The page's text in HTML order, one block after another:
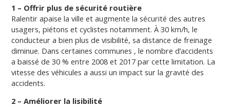
1 – Offrir plus de sécurité routière
Ralentir apaise la ville et augmente la sécurité des autres
usagers, piétons et cyclistes notamment. À 30 km/h, le
conducteur a bien plus de visibilité, sa distance de freinage
diminue. Dans certaines communes , le nombre d’accidents
a baissé de 30 % entre 2008 et 2017 par cette limitation. La
vitesse des véhicules a aussi un impact sur la gravité des
accidents.
2 – Améliorer la lisibilité